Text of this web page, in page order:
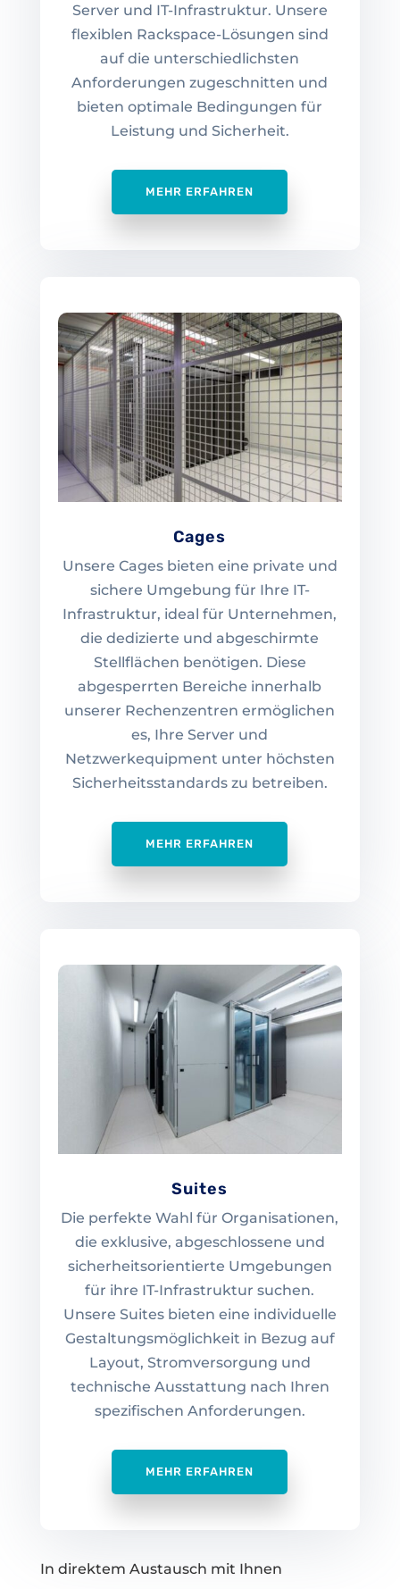
Server und IT-Infrastruktur. Unsere
flexiblen Rackspace-Lösungen sind
auf die unterschiedlichsten
Anforderungen zugeschnitten und
bieten optimale Bedingungen für
Leistung und Sicherheit.
MEHR ERFAHREN
Cages
Unsere Cages bieten eine private und
sichere Umgebung für Ihre IT-
Infrastruktur, ideal für Unternehmen,
die dedizierte und abgeschirmte
Stellflächen benötigen. Diese
abgesperrten Bereiche innerhalb
unserer Rechenzentren ermöglichen
es, Ihre Server und
Netzwerkequipment unter höchsten
Sicherheitsstandards zu betreiben.
MEHR ERFAHREN
Suites
Die perfekte Wahl für Organisationen,
die exklusive, abgeschlossene und
sicherheitsorientierte Umgebungen
für ihre IT-Infrastruktur suchen.
Unsere Suites bieten eine individuelle
Gestaltungsmöglichkeit in Bezug auf
Layout, Stromversorgung und
technische Ausstattung nach Ihren
spezifischen Anforderungen.
MEHR ERFAHREN
In direktem Austausch mit Ihnen